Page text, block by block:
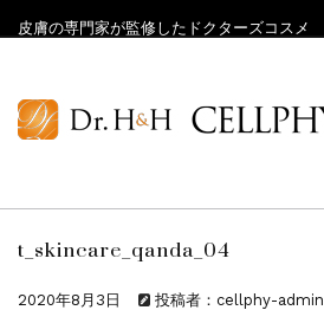
皮膚の専門家が監修したドクターズコスメ
t_skincare_qanda_04
2020年8月3日 投稿者：cellphy-admin